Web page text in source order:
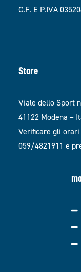
C.F. E P.IVA
Store
Viale dello Sport
41122 Modena –
Verificare gli
059/4821911 e